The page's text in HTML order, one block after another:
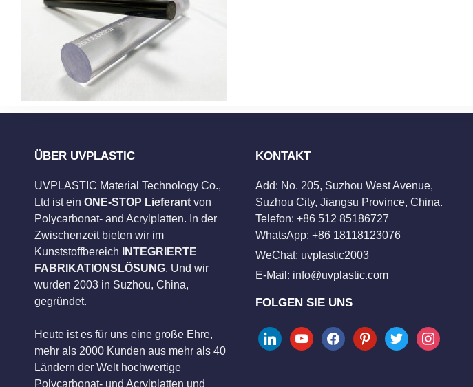
ÜBER UVPLASTIC
UVPLASTIC Material Technology Co.,
Ltd ist ein ONE-STOP Lieferant von
Polycarbonat- and Acrylplatten. In der
Zwischenzeit bieten wir im
Kunststoffbereich
INTEGRIERTE
FABRIKATIONSLÖSUNG. Und wir
wurden 2003 in Suzhou, China,
gegründet.
Heute ist es für uns eine große Ehre,
mehr als 2000 Kunden aus mehr als 40
Ländern der Welt hochwertige
Polycarbonat- und Acrylplatten und
KONTAKT
Add: No. 205, Suzhou West Avenue,
Suzhou City, Jiangsu Province, China.
Telefon: +86 512 85186727
WhatsApp: +86 18118123076
WeChat: uvplastic2003
E-Mail: info@uvplastic.com
FOLGEN SIE UNS
linkedinyoutubefacebookpinteresttwitter instagram